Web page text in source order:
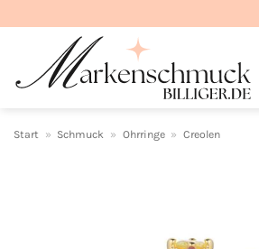
springen
Start » Schmuck » Ohrringe » Creolen